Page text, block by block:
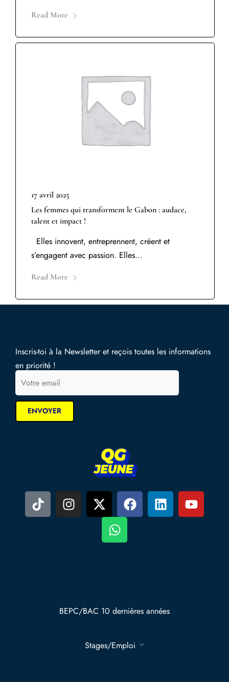
Read More
17 avril 2025
Les femmes qui transforment le Gabon : audace,
talent et impact !
Elles innovent, entreprennent, créent et
s’engagent avec passion. Elles...
Read More
Inscris-toi à la Newsletter et reçois toutes les informations
en priorité !
BEPC/BAC 10 dernières années
Stages/Emploi